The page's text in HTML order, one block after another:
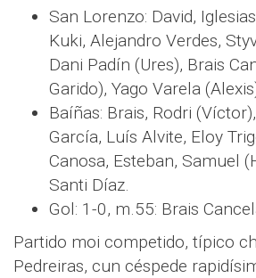
San Lorenzo: David,
Kuki, Alejandro Verdes,
Dani Padín (Ures), Brais
Garido), Yago Varela
Baíñas: Brais, Rodri
García, Luís Alvite, Eloy
Canosa, Esteban, Samuel
Santi Díaz.
Gol: 1-0, m.55: Brais
Partido moi competido, típico
Pedreiras, cun céspede